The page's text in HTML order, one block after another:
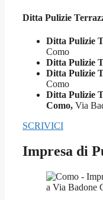
Ditta Pulizie
Ditta Pulizie
Como
Ditta Pulizie
Ditta Pulizie
Como
Ditta Pulizie
Como, Via
SCRIVICI
Impresa di